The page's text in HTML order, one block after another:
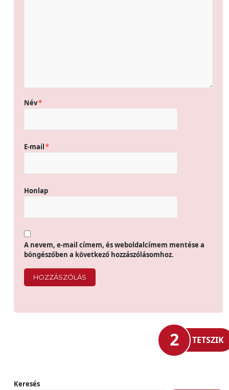
Név*
E-mail*
Honlap
A nevem, e-mail címem, és weboldalcímem mentése a
böngészőben a következő hozzászólásomhoz.
2 TETSZIK
Keresés